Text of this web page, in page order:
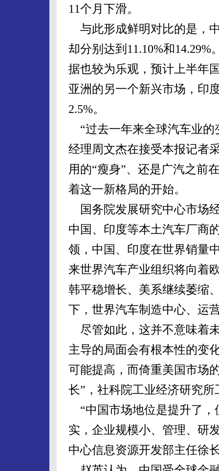
11个月下滑。
与此形成鲜明对比的是，
却分别达到11.10%和
据也较为乐观，预计上半年
亚洲的另一个新兴市场，印
2.5%。
“过去一年来全球汽车业的
经理周文杰在接受本报记者
用的“瘦身”、还是广汽之前
着这一新格局的开始。
国务院发展研究中心市场
中国、印度等本土汽车厂商
领，中国、印度在世界销量
来世界汽车产业组织将向着
韩平稳增长、美系继续萎缩
下，世界汽车制造中心、运
尽管如此，这并不意味着
主导的局面会有根本性的变
可能提高，而倚重美国市场
长”，社科院工业经济研究
“中国市场地位是提升了，
实，企业规模小、管理、研
中心信息资源开发部主任徐